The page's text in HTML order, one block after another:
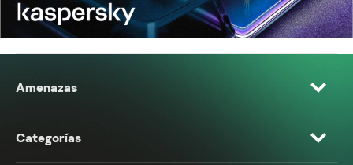
Amenazas
Categorías